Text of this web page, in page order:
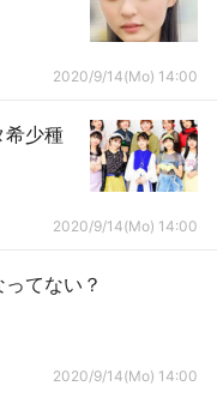
2020/9/14(Mo) 14:00
希少種
2020/9/14(Mo) 14:00
てない？
2020/9/14(Mo) 14:00